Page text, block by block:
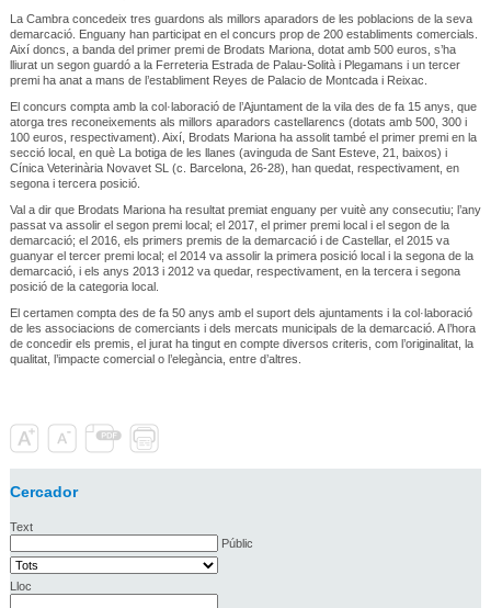
La Cambra concedeix tres guardons als millors aparadors de les poblacions de la seva
demarcació. Enguany han participat en el concurs prop de 200 establiments comercials.
Així doncs, a banda del primer premi de Brodats Mariona, dotat amb 500 euros, s’ha
lliurat un segon guardó a la Ferreteria Estrada de Palau-Solità i Plegamans i un tercer
premi ha anat a mans de l’establiment Reyes de Palacio de Montcada i Reixac.
El concurs compta amb la col·laboració de l’Ajuntament de la vila des de fa 15 anys, que
atorga tres reconeixements als millors aparadors castellarencs (dotats amb 500, 300 i
100 euros, respectivament). Així, Brodats Mariona ha assolit també el primer premi en la
secció local, en què La botiga de les llanes (avinguda de Sant Esteve, 21, baixos) i
Cínica Veterinària Novavet SL (c. Barcelona, 26-28), han quedat, respectivament, en
segona i tercera posició.
Val a dir que Brodats Mariona ha resultat premiat enguany per vuitè any consecutiu; l’any
passat va assolir el segon premi local; el 2017, el primer premi local i el segon de la
demarcació; el 2016, els primers premis de la demarcació i de Castellar, el 2015 va
guanyar el tercer premi local; el 2014 va assolir la primera posició local i la segona de la
demarcació, i els anys 2013 i 2012 va quedar, respectivament, en la tercera i segona
posició de la categoria local.
El certamen compta des de fa 50 anys amb el suport dels ajuntaments i la col·laboració
de les associacions de comerciants i dels mercats municipals de la demarcació. A l’hora
de concedir els premis, el jurat ha tingut en compte diversos criteris, com l’originalitat, la
qualitat, l’impacte comercial o l’elegància, entre d’altres.
Cercador
Text
Públic
Lloc